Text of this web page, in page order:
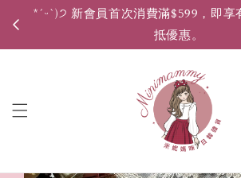
*ˊᵕˋ)੭ 新會員首次消費滿$599，即享
抵優惠。